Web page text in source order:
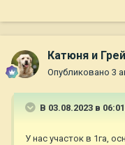
Катюня и Грей
Опубликовано 3
В 03.08.2023 в
У нас участок в 1га,